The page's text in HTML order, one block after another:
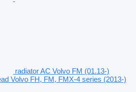
radiator AC Volvo FM (01.13-)
Volvo FH, FM, FMX-4 series (2013-)